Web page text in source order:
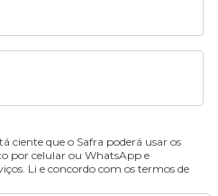
ciente que o Safra poderá usar os
por celular ou WhatsApp e
Li e concordo com os termos de